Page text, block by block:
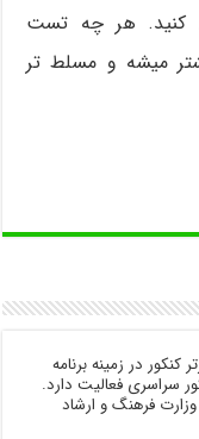
150 تست حل کنید. هر چه تست
میشه و مسلط تر
های برتر کنکور در زمینه برنامه
سراسری فعالیت دارد.
ساماندهی وزارت فرهنگ و ارشاد